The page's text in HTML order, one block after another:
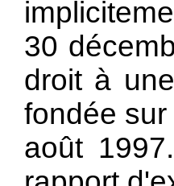
30
droit à
fondée
août